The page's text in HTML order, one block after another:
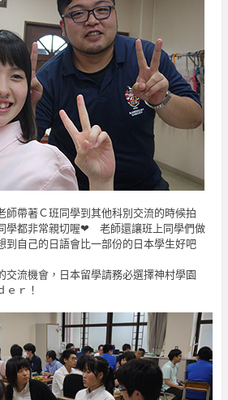
師帶著Ｃ班同學到其他科別交流的時候拍
學都非常親切喔❤ 老師還讓班上同學們做
到自己的日語會比一部份的日本學生好吧
交流機會，日本留學請務必選擇神村學園
ｅｒ！